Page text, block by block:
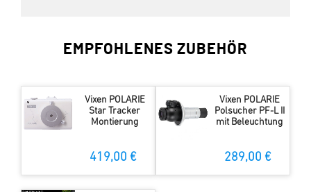
EMPFOHLENES ZUBEHÖR
Vixen POLARIE
Star Tracker
Montierung
419,00 €
Vixen POLARIE
Polsucher PF-L II
mit Beleuchtung
289,00 €